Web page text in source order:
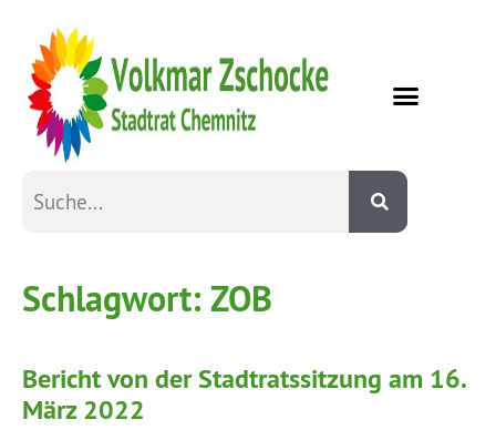
Schlagwort:ZOB
Bericht von der Stadtratssitzung am 16.
März 2022